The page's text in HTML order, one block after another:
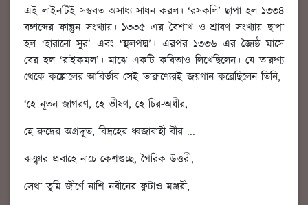
এই লাইনটিই সম্ভবত অসাধ্য সাধন করল। ‘রসকলি’ ছাপা হল ১৩৩৪
বঙ্গাব্দের ফাল্গুন সংখ্যায়। ১৩৩৫ এর বৈশাখ ও শ্রাবণ সংখ্যায় ছাপা
হল ‘হারানো সুর’ এবং ‘স্থলপদ্ম’। এরপর ১৩৩৬ এর জ্যৈষ্ঠ মাসে
বের হল ‘রাইকমল’। মাঝে একটি কবিতাও লিখেছিলেন। যে তারুণ্য
থেকে কল্লোলের আবির্ভাব সেই তারুণ্যেরই জয়গান করেছিলেন তিনি,
‘হে নূতন জাগরণ, হে ভীষণ, হে চির-অধীর,
হে রুদ্রের অগ্রদূত, বিদ্রহের ধ্বজাবাহী বীর ...
ঝঞ্ঝার প্রবাহে নাচে কেশগুচ্ছ, গৈরিক উত্তরী,
সেথা তুমি জীর্ণে নাশি নবীনের ফুটাও মঞ্জরী,